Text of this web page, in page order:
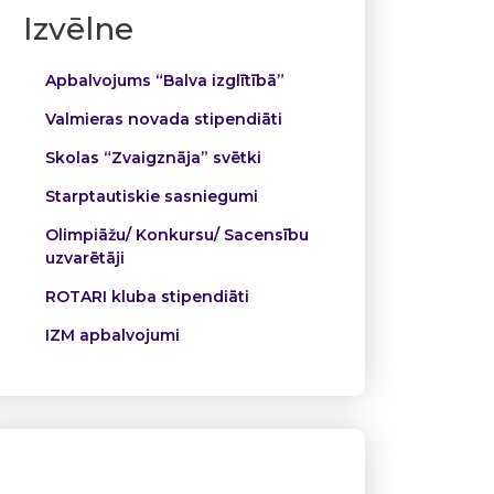
Izvēlne
Apbalvojums “Balva izglītībā”
Valmieras novada stipendiāti
Skolas “Zvaigznāja” svētki
Starptautiskie sasniegumi
Olimpiāžu/ Konkursu/ Sacensību
uzvarētāji
ROTARI kluba stipendiāti
IZM apbalvojumi